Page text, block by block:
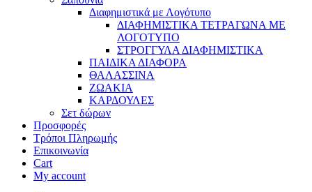
Διαφημιστικά με Λογότυπο
ΔΙΑΦΗΜΙΣΤΙΚΑ ΤΕΤΡΑΓΩΝΑ ΜΕ
ΛΟΓΟΤΥΠΟ
ΣΤΡΟΓΓΥΛΑ ΔΙΑΦΗΜΙΣΤΙΚΑ
ΠΑΙΔΙΚΑ ΔΙΑΦΟΡΑ
ΘΑΛΑΣΣΙΝΑ
ΖΩΑΚΙΑ
ΚΑΡΔΟΥΛΕΣ
Σετ δώρων
Προσφορές
Τρόποι Πληρωμής
Επικοινωνία
Cart
My account